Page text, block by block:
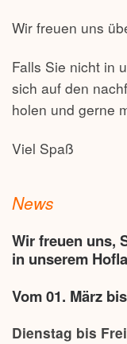
Wir freuen uns
Falls Sie nicht in
sich auf den
holen und gerne
Viel Spaß
News
Wir freuen uns,
in unserem
Vom 01. März
Dienstag bis